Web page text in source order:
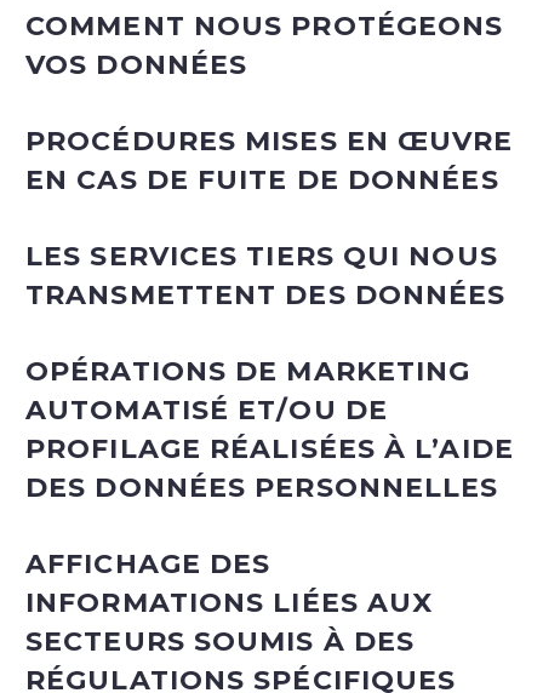
COMMENT NOUS PROTÉGEONS
VOS DONNÉES
PROCÉDURES MISES EN ŒUVRE
EN CAS DE FUITE DE DONNÉES
LES SERVICES TIERS QUI NOUS
TRANSMETTENT DES DONNÉES
OPÉRATIONS DE MARKETING
AUTOMATISÉ ET/OU DE
PROFILAGE RÉALISÉES À L’AIDE
DES DONNÉES PERSONNELLES
AFFICHAGE DES
INFORMATIONS LIÉES AUX
SECTEURS SOUMIS À DES
RÉGULATIONS SPÉCIFIQUES